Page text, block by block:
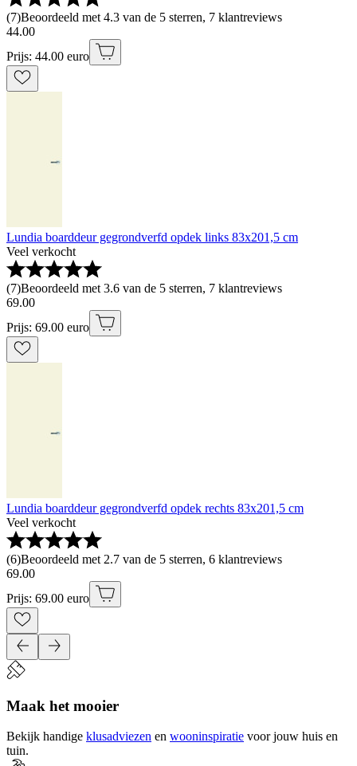
(7)Beoordeeld met 4.3 van de 5 sterren, 7 klantreviews
44.00
Prijs: 44.00 euro
Lundia boarddeur gegrondverfd opdek links 83x201,5 cm
Veel verkocht
(7)Beoordeeld met 3.6 van de 5 sterren, 7 klantreviews
69.00
Prijs: 69.00 euro
Lundia boarddeur gegrondverfd opdek rechts 83x201,5 cm
Veel verkocht
(6)Beoordeeld met 2.7 van de 5 sterren, 6 klantreviews
69.00
Prijs: 69.00 euro
Maak het mooier
Bekijk handige klusadviezen en wooninspiratie voor jouw huis en
tuin.